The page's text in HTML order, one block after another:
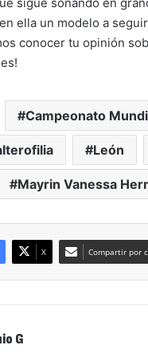
sigue soñando en
ella un modelo a
conocer tu opinión
Campeonato
León
Mayrin Vanessa
X Compartir por
G